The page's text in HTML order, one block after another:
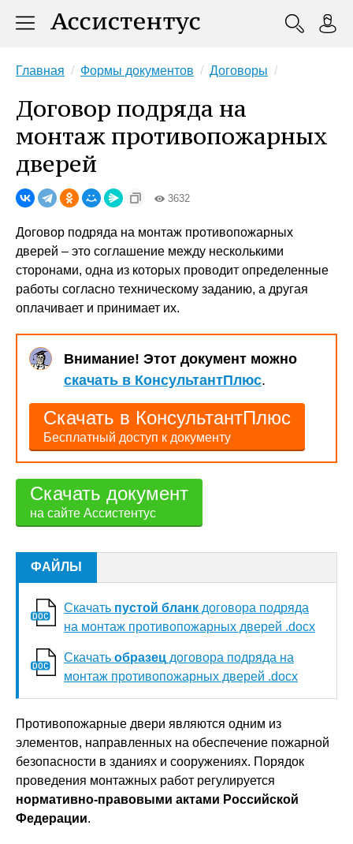
Главная Формы документов Договоры
Договор подряда на
монтаж противопожарных
дверей
3632
Договор подряда на монтаж противопожарных
дверей – это соглашение между несколькими
сторонами, одна из которых проводит определенные
работы согласно техническому заданию, а другая
оплачивает и принимает их.
Внимание! Этот документ можно
скачать в КонсультантПлюс.
Скачать в КонсультантПлюс
Бесплатный доступ к документу
Скачать документ
на сайте Ассистентус
ФАЙЛЫ
Скачать пустой бланк договора подряда
на монтаж противопожарных дверей .docx
Скачать образец договора подряда на
монтаж противопожарных дверей .docx
Противопожарные двери являются одним из
элементов, направленных на обеспечение пожарной
безопасности в зданиях и сооружениях. Порядок
проведения монтажных работ регулируется
нормативно-правовыми актами Российской
Федерации.